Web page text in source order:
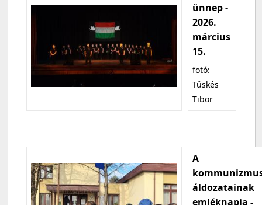
ünnep -
2026.
március
15.
fotó:
Tüskés
Tibor
A
áldozatainak
emléknapja -